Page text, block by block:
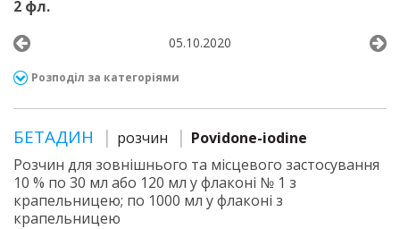
2 фл.
05.10.2020
Розподіл за категоріями
БЕТАДИН розчин
Povidone-iodine
Розчин для зовнішнього та місцевого застосування
10 % по 30 мл або 120 мл у флаконі № 1 з
крапельницею; по 1000 мл у флаконі з
крапельницею